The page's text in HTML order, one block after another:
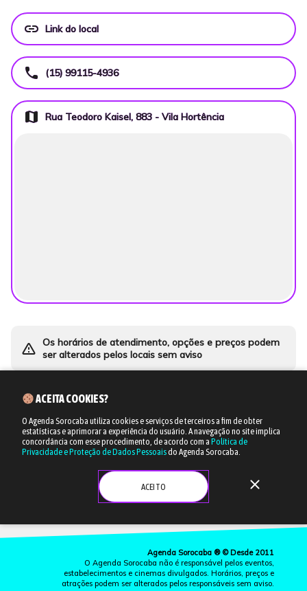
link Link do local
call (15) 99115-4936
map Rua Teodoro Kaisel, 883 - Vila Hortência
warning_amber Os horários de atendimento, opções e preços podem
ser alterados pelos locais sem aviso
Agenda Sorocaba ® © Desde 2011
O Agenda Sorocaba não é responsável pelos eventos,
estabelecimentos e cinemas divulgados. Horários, preços e
atrações podem ser alterados pelos responsáveis sem aviso.
ACEITA COOKIES?
O Agenda Sorocaba utiliza cookies e serviços de terceiros a fim de obter
estatísticas e aprimorar a experiência do usuário. A navegação no site implica
concordância com esse procedimento, de acordo com a Política de
Privacidade e Proteção de Dados Pessoaisdo Agenda Sorocaba.
ACEITO close